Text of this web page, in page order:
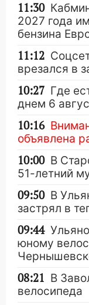
11:30
2027 года
бензина
11:12
врезался в
10:27 Где
днем 6
10:16
объявлена
10:00 В
51-летний
09:50 В
застрял в
09:44
юному
08:21 В
велосипеда